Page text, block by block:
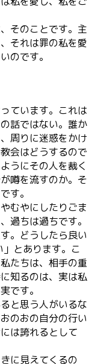
そのことです。主
それは罪の私を愛
のです。
ています。これは
話ではない。誰か
周りに迷惑をかけ
会はどうするので
うにその人を裁く
噂を流すのか。そ
す。
むやにしたりごま
過ちは過ちです。
。どうしたら良い
とあります。こ
たちは、相手の重
知るのは、実は私
です。
と思う人がいるな
のおの自分の行い
は誇れるとして
に見えてくるの